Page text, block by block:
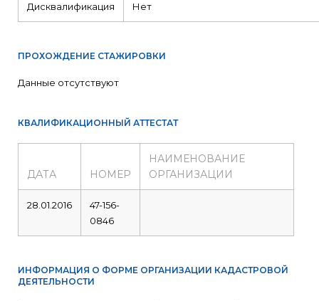
Дисквалификация Нет
ПРОХОЖДЕНИЕ СТАЖИРОВКИ
Данные отсутствуют
КВАЛИФИКАЦИОННЫЙ АТТЕСТАТ
ДАТА НОМЕР
НАИМЕНОВАНИЕ
ОРГАНИЗАЦИИ
28.01.2016
47-156-
0846
ИНФОРМАЦИЯ О ФОРМЕ ОРГАНИЗАЦИИ КАДАСТРОВОЙ
ДЕЯТЕЛЬНОСТИ